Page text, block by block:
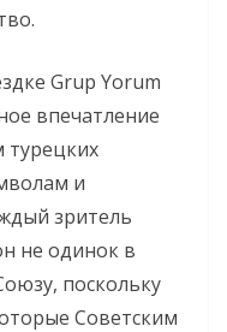
Grup Yorum
впечатление
и
зритель
не одинок в
поскольку
Советским